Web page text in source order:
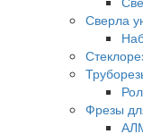
Сверла
Фрезы